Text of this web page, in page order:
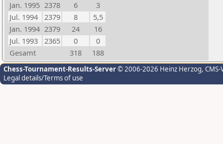
Jan. 1995 2378 6
3
Jul. 1994
2379 8
5,5
Jan. 1994 2379 24
16
Jul. 1993
2365 0
0
Gesamt
318 188
Chess-Tournament-Results-Server© 2006-2026 Heinz Herzog,
Legal details/Terms of use